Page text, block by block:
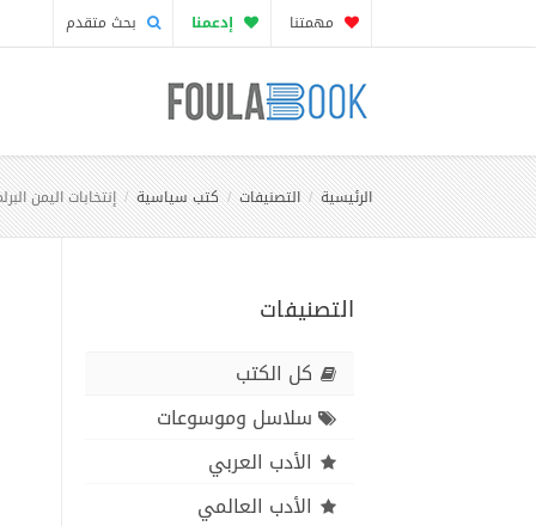
مهمتنا إدعمنا بحث متقدم
الرئيسية التصنيفات كتب سياسية إنتخابات اليمن
التصنيفات
كل الكتب
سلاسل وموسوعات
الأدب العربي
الأدب العالمي